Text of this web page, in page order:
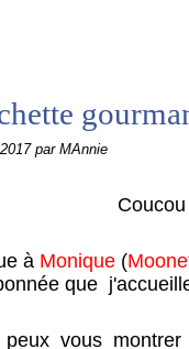
par MAnnie
à Monique (
que
vous